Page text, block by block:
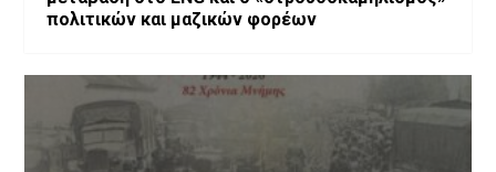
πολιτικών και μαζικών φορέων